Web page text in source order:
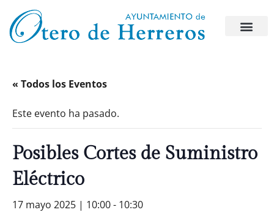
« Todos los Eventos
Este evento ha pasado.
Posibles Cortes de Suministro
Eléctrico
17 mayo 2025 | 10:00- 10:30